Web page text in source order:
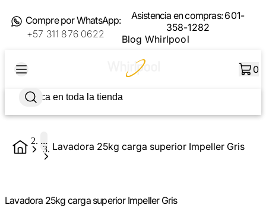
Compre por WhatsApp:
+57 311 876 0622
Asistencia en compras:601-
358-1282
Blog Whirlpool
0
... Lavadora 25kg carga superior Impeller Gris
Lavadora 25kg carga superior Impeller Gris